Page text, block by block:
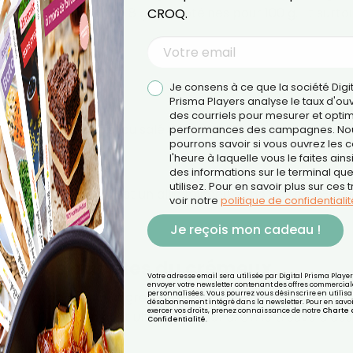
avec environ 8 g de protéines pour 100 g. Et
grasses.
un filet de miel ou salé avec des herbes et du citron.
distributeurs.
post-sport, c’est un allié minceur à ne pas sous-
les adeptes du crémeux
le yaourt grec existe aussi en version allégée,
100 g) et un goût ultra-gourmand. On le trouve à des
surfaces.
CROQ.
Je consens à ce que la société
Prisma Players analyse le taux
des courriels pour mesurer et
performances des campagnes.
pourrons savoir si vous ouvrez les
l'heure à laquelle vous le faites
des informations sur le terminal
utilisez. Pour en savoir plus sur ces
voir notre politique de
Je reçois mon cadeau !
Votre adresse email sera utilisée par Digital Prisma
envoyer votre newsletter contenant des offres
personnalisées. Vous pourrez vous désinscrire en
désabonnement intégré dans la newsletter. Pour en
exercer vos droits, prenez connaissance de notre Charte
Confidentialité.